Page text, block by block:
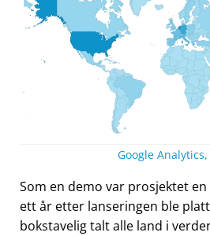
Google
Som en demo var prosjektet
ett år etter lanseringen ble
bokstavelig talt alle land i